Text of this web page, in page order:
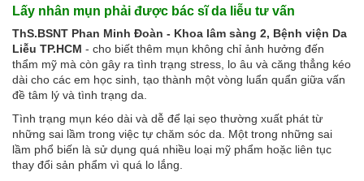
Lấy nhân mụn phải được bác sĩ da liễu tư vấn
ThS.BSNT Phan Minh Đoàn - Khoa lâm sàng 2, Bệnh viện Da
Liễu TP.HCM - cho biết thêm mụn không chỉ ảnh hưởng đến
thẩm mỹ mà còn gây ra tình trạng stress, lo âu và căng thẳng kéo
dài cho các em học sinh, tạo thành một vòng luẩn quẩn giữa vấn
đề tâm lý và tình trạng da.
Tình trạng mụn kéo dài và dễ để lại sẹo thường xuất phát từ
những sai lầm trong việc tự chăm sóc da. Một trong những sai
lầm phổ biến là sử dụng quá nhiều loại mỹ phẩm hoặc liên tục
thay đổi sản phẩm vì quá lo lắng.